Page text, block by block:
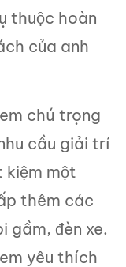
thuộc hoàn
của anh
chú trọng
cầu giải trí
kiệm một
thêm các
gầm, đèn xe.
yêu thích